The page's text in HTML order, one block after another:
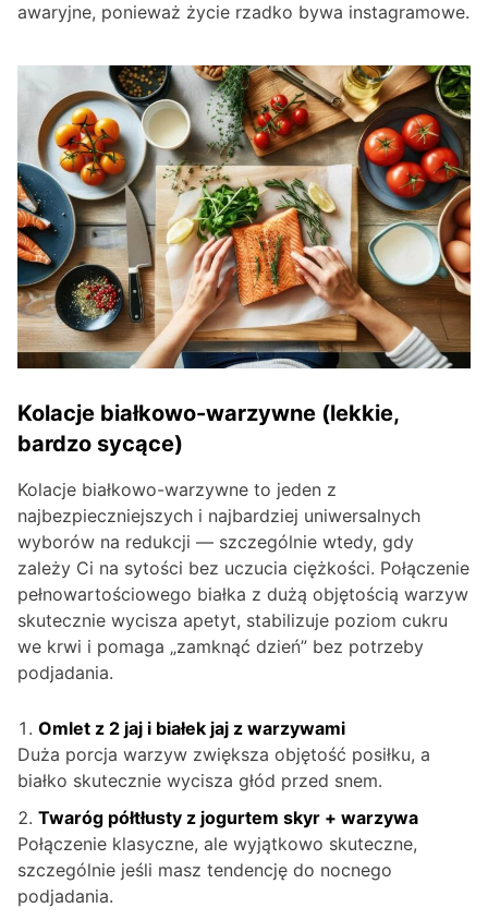
awaryjne, ponieważ życie rzadko bywa instagramowe.
Kolacje białkowo-warzywne (lekkie,
bardzo sycące)
Kolacje białkowo-warzywne to jeden z
najbezpieczniejszych i najbardziej uniwersalnych
wyborów na redukcji — szczególnie wtedy, gdy
zależy Ci na sytości bez uczucia ciężkości. Połączenie
pełnowartościowego białka z dużą objętością warzyw
skutecznie wycisza apetyt, stabilizuje poziom cukru
we krwi i pomaga „zamknąć dzień” bez potrzeby
podjadania.
Omlet z 2 jaj i białek jaj z warzywami
Duża porcja warzyw zwiększa objętość posiłku, a
białko skutecznie wycisza głód przed snem.
Twaróg półtłusty z jogurtem skyr + warzywa
Połączenie klasyczne, ale wyjątkowo skuteczne,
szczególnie jeśli masz tendencję do nocnego
podjadania.